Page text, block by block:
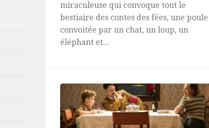
miraculeuse qui convoque tout le
bestiaire des contes des fées, une poule
convoitée par un chat, un loup, un
éléphant et...